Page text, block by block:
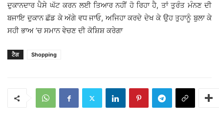
ਦੁਕਾਨਦਾਰ ਪੈਸੇ ਘੱਟ ਕਰਨ ਲਈ ਤਿਆਰ ਨਹੀਂ ਹੋ ਰਿਹਾ ਹੈ, ਤਾਂ ਤੁਰੰਤ ਮੰਨਣ ਦੀ
ਬਜਾਇ ਦੁਕਾਨ ਛੱਡ ਕੇ ਅੱਗੇ ਵਧ ਜਾਓ, ਅਜਿਹਾ ਕਰਦੇ ਦੇਖ ਕੇ ਉਹ ਤੁਹਾਨੂੰ ਬੁਲਾ ਕੇ
ਸਹੀ ਭਾਅ ’ਚ ਸਮਾਨ ਵੇਚਣ ਦੀ ਕੋਸ਼ਿਸ਼ ਕਰੇਗਾ
ਟੈਗ Shopping